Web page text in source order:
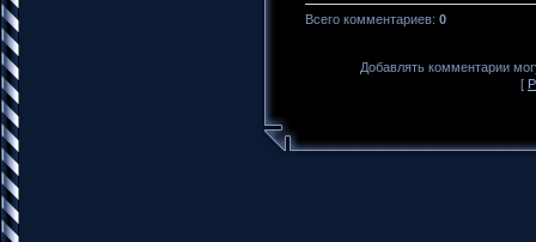
Всего комментариев: 0
Добавлять комментарии
[